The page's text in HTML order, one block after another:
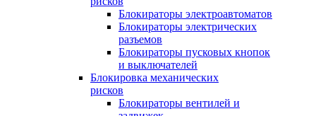
Блокираторы электроавтоматов
Блокираторы электрических
разъемов
Блокираторы пусковых кнопок
и выключателей
Блокировка механических
рисков
Блокираторы вентилей и